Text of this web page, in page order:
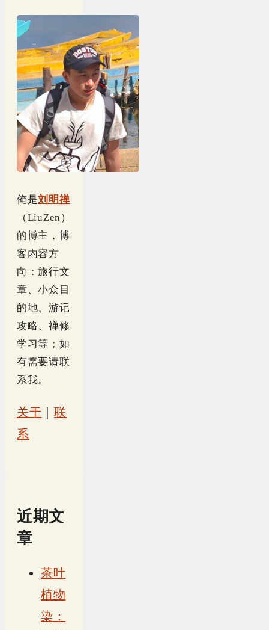
俺是刘明禅
（LiuZen）
的博主，博
客内容方
向：旅行文
章、小众目
的地、游记
攻略、禅修
学习等；如
有需要请联
系我。
关于 ｜联
系
近期文
章
茶叶
植物
染：